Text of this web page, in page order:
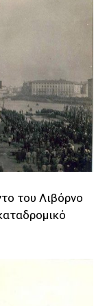
του Λιβόρνο